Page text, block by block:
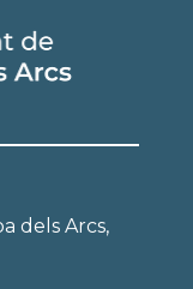
dels Arcs,